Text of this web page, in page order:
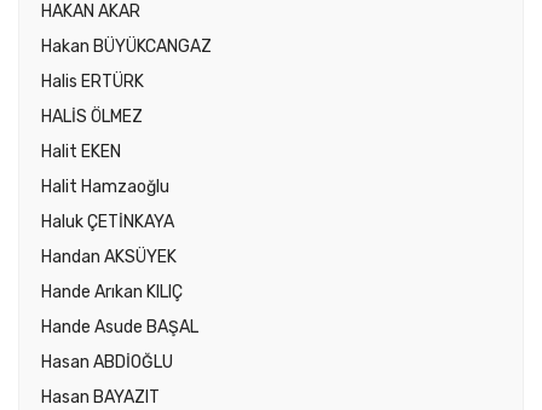
HAKAN AKAR
Hakan BÜYÜKCANGAZ
Halis ERTÜRK
HALİS ÖLMEZ
Halit EKEN
Halit Hamzaoğlu
Haluk ÇETİNKAYA
Handan AKSÜYEK
Hande Arıkan KILIÇ
Hande Asude BAŞAL
Hasan ABDİOĞLU
Hasan BAYAZIT